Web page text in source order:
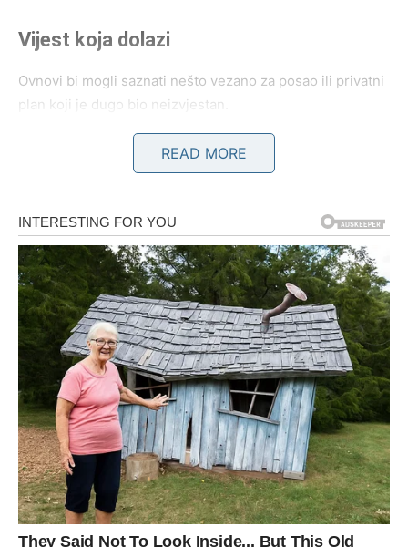
Vijest koja dolazi
Ovnovi bi mogli saznati nešto vezano za posao ili privatni
plan koji je dugo bio neizvjestan.
Kako utiče na vas?
BIK
Vijest koja dolazi
Jedna finansijska informacija donosi veliko olakšanje.
Kako utiče na vas?
Dobijate više sigurnosti i mira.
BLIZANCI
READ MORE